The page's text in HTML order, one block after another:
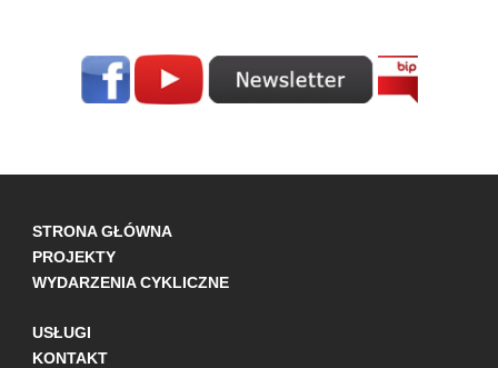
STRONA GŁÓWNA
PROJEKTY
WYDARZENIA CYKLICZNE
USŁUGI
KONTAKT